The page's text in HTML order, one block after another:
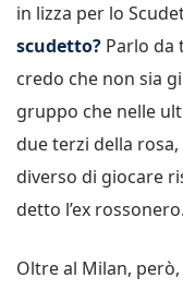
in lizza per lo
scudetto? Parlo da
credo che non sia
gruppo che nelle
due terzi della
diverso di giocare
detto l’ex rossonero.
Oltre al Milan,